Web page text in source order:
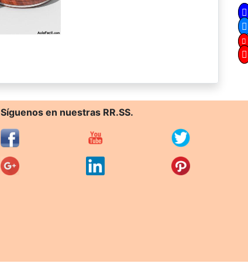
Síguenos en nuestras RR.SS.